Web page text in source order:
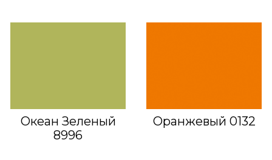
Океан Зеленый
8996
Оранжевый 0132